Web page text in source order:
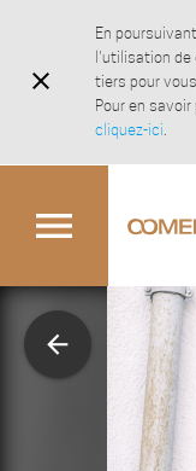
close
En
l'utilisation de
tiers pour
Pour en
cliquez-ici.
menu
arrow_back